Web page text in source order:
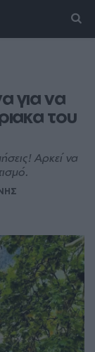
για να
του
Αρκεί να